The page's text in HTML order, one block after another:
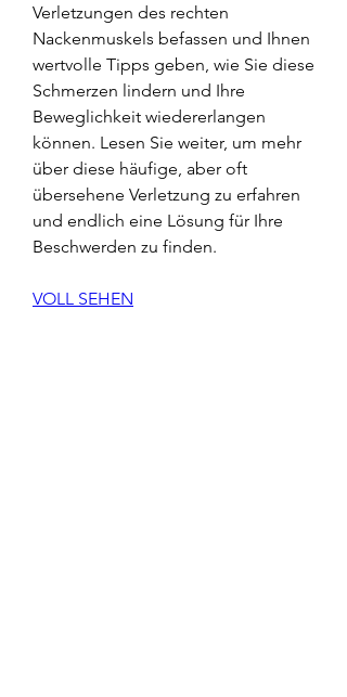
Verletzungen des rechten
Nackenmuskels befassen und Ihnen
wertvolle Tipps geben, wie Sie diese
Schmerzen lindern und Ihre
Beweglichkeit wiedererlangen
können. Lesen Sie weiter, um mehr
über diese häufige, aber oft
übersehene Verletzung zu erfahren
und endlich eine Lösung für Ihre
Beschwerden zu finden.
VOLL SEHEN